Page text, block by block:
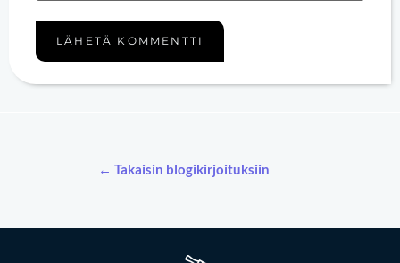
← Takaisin blogikirjoituksiin